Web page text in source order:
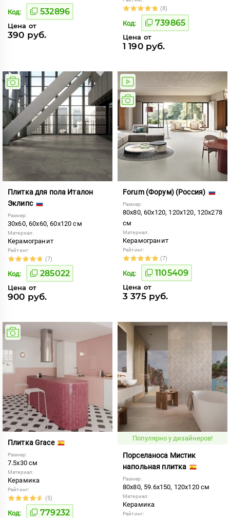
Код: 532896
Цена от
390 руб.
(8)
Код: 739865
Цена от
1 190 руб.
Плитка для пола Италон
Эклипс
Размер:
30x60, 60x60, 60x120 см
Материал:
Керамогранит
Рейтинг:
(7)
Код: 285022
Цена от
900 руб.
Forum (Форум) (Россия)
Размер:
80x80, 60x120, 120x120, 120x278
см
Материал:
Керамогранит
Рейтинг:
(7)
Код: 1105409
Цена от
3 375 руб.
Плитка Grace
Размер:
7.5x30 см
Материал:
Керамика
Рейтинг:
(5)
Код: 779232
Популярно у дизайнеров!
Порселаноса Мистик
напольная плитка
Размер:
80x80, 59.6x150, 120x120 см
Материал:
Керамика
Рейтинг: